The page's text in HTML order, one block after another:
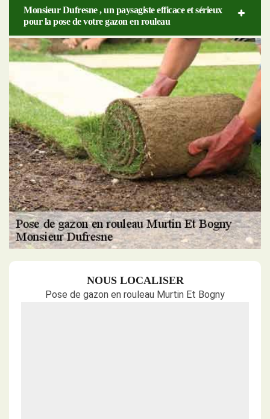
Monsieur Dufresne , un paysagiste efficace et sérieux
pour la pose de votre gazon en rouleau
NOUS LOCALISER
Pose de gazon en rouleau Murtin Et Bogny